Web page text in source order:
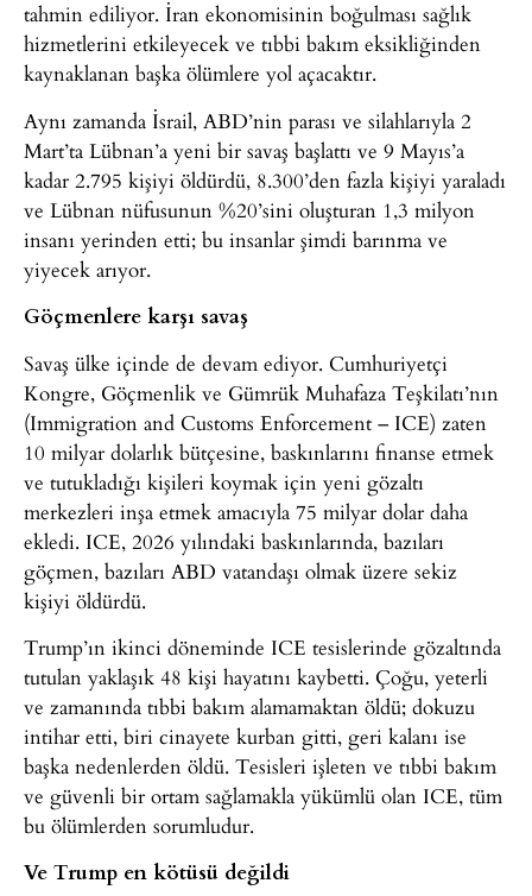
tahmin ediliyor. İran ekonomisinin boğulması sağlık
hizmetlerini etkileyecek ve tıbbi bakım eksikliğinden
kaynaklanan başka ölümlere yol açacaktır.
Aynı zamanda İsrail, ABD’nin parası ve silahlarıyla 2
Mart’ta Lübnan’a yeni bir savaş başlattı ve 9 Mayıs’a
kadar 2.795 kişiyi öldürdü, 8.300’den fazla kişiyi yaraladı
ve Lübnan nüfusunun %20’sini oluşturan 1,3 milyon
insanı yerinden etti; bu insanlar şimdi barınma ve
yiyecek arıyor.
Göçmenlere karşı savaş
Savaş ülke içinde de devam ediyor. Cumhuriyetçi
Kongre, Göçmenlik ve Gümrük Muhafaza Teşkilatı’nın
(Immigration and Customs Enforcement – ICE) zaten
10 milyar dolarlık bütçesine, baskınlarını finanse etmek
ve tutukladığı kişileri koymak için yeni gözaltı
merkezleri inşa etmek amacıyla 75 milyar dolar daha
ekledi. ICE, 2026 yılındaki baskınlarında, bazıları
göçmen, bazıları ABD vatandaşı olmak üzere sekiz
kişiyi öldürdü.
Trump’ın ikinci döneminde ICE tesislerinde gözaltında
tutulan yaklaşık 48 kişi hayatını kaybetti. Çoğu, yeterli
ve zamanında tıbbi bakım alamamaktan öldü; dokuzu
intihar etti, biri cinayete kurban gitti, geri kalanı ise
başka nedenlerden öldü. Tesisleri işleten ve tıbbi bakım
ve güvenli bir ortam sağlamakla yükümlü olan ICE, tüm
bu ölümlerden sorumludur.
Ve Trump en kötüsü değildi